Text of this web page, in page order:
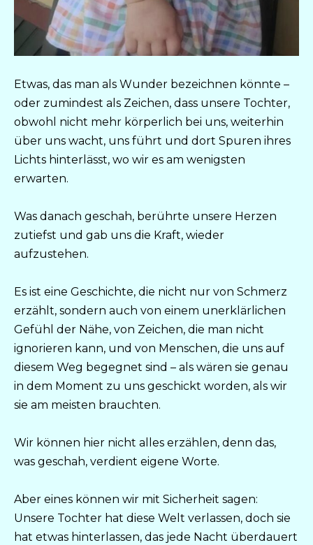
Etwas, das man als Wunder bezeichnen könnte –
oder zumindest als Zeichen, dass unsere Tochter,
obwohl nicht mehr körperlich bei uns, weiterhin
über uns wacht, uns führt und dort Spuren ihres
Lichts hinterlässt, wo wir es am wenigsten
erwarten.
Was danach geschah, berührte unsere Herzen
zutiefst und gab uns die Kraft, wieder
aufzustehen.
Es ist eine Geschichte, die nicht nur von Schmerz
erzählt, sondern auch von einem unerklärlichen
Gefühl der Nähe, von Zeichen, die man nicht
ignorieren kann, und von Menschen, die uns auf
diesem Weg begegnet sind – als wären sie genau
in dem Moment zu uns geschickt worden, als wir
sie am meisten brauchten.
Wir können hier nicht alles erzählen, denn das,
was geschah, verdient eigene Worte.
Aber eines können wir mit Sicherheit sagen:
Unsere Tochter hat diese Welt verlassen, doch sie
hat etwas hinterlassen, das jede Nacht überdauert